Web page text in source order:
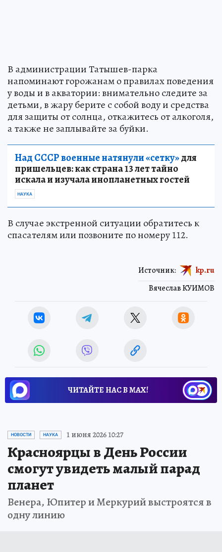
В администрации Татышев-парка
напоминают горожанам о правилах поведения
у воды и в акватории: внимательно следите за
детьми, в жару берите с собой воду и средства
для защиты от солнца, откажитесь от алкоголя,
а также не заплывайте за буйки.
Над СССР военные натянули «сетку»для
пришельцев: как страна 13 лет тайно
искала и изучала инопланетных гостей
НАУКА
В случае экстренной ситуации обратитесь к
спасателям или позвоните по номеру 112.
Вячеслав КУИМОВ
Источник: kp.ru
ЧИТАЙТЕ НАС В МАХ!
НОВОСТИ НАУКА 1 июня 2026 10:27
Красноярцы в День России
смогут увидеть малый парад
планет
Венера, Юпитер и Меркурий выстроятся в
одну линию